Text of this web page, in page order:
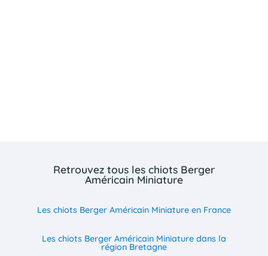
Retrouvez tous les chiots Berger
Américain Miniature
Les chiots Berger Américain Miniature en France
Les chiots Berger Américain Miniature dans la
région Bretagne